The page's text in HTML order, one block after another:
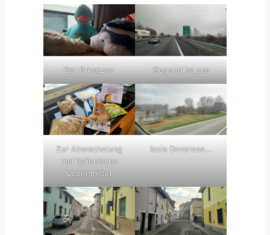
Der Privatzoo Gegend ist aus
Zur Abwechslung
mal italienische
Lebenmittel
Isola Dovarese…